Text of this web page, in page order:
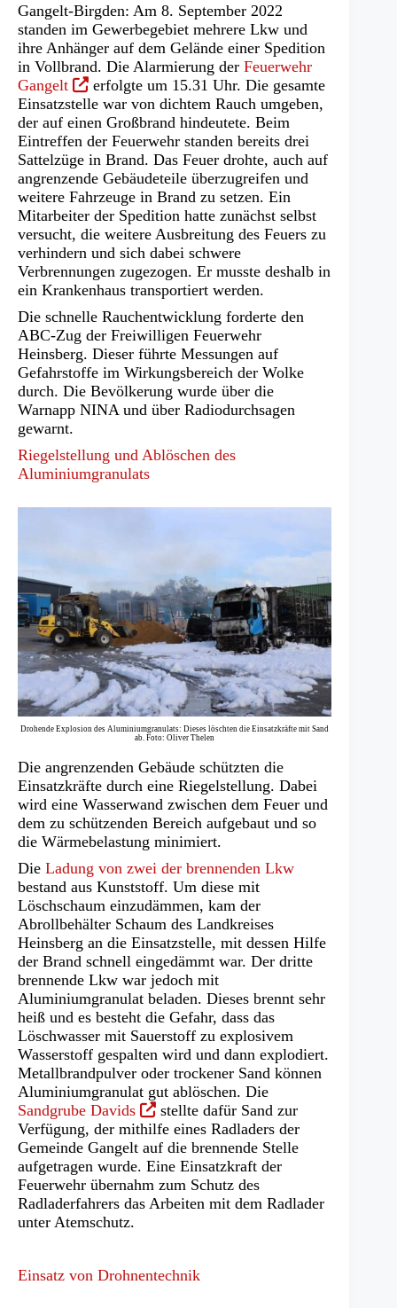
Gangelt-Birgden: Am 8. September 2022
standen im Gewerbegebiet mehrere Lkw und
ihre Anhänger auf dem Gelände einer Spedition
in Vollbrand. Die Alarmierung der Feuerwehr
Gangelt(Öffnet
in
einem
neuen
Tab)
erfolgte um 15.31 Uhr. Die gesamte
Einsatzstelle war von dichtem Rauch umgeben,
der auf einen Großbrand hindeutete. Beim
Eintreffen der Feuerwehr standen bereits drei
Sattelzüge in Brand. Das Feuer drohte, auch auf
angrenzende Gebäudeteile überzugreifen und
weitere Fahrzeuge in Brand zu setzen. Ein
Mitarbeiter der Spedition hatte zunächst selbst
versucht, die weitere Ausbreitung des Feuers zu
verhindern und sich dabei schwere
Verbrennungen zugezogen. Er musste deshalb in
ein Krankenhaus transportiert werden.
Die schnelle Rauchentwicklung forderte den
ABC-Zug der Freiwilligen Feuerwehr
Heinsberg. Dieser führte Messungen auf
Gefahrstoffe im Wirkungsbereich der Wolke
durch. Die Bevölkerung wurde über die
Warnapp NINA und über Radiodurchsagen
gewarnt.
Riegelstellung und Ablöschen des
Aluminiumgranulats
Drohende Explosion des Aluminiumgranulats: Dieses löschten die Einsatzkräfte mit Sand
ab. Foto: Oliver Thelen
Die angrenzenden Gebäude schützten die
Einsatzkräfte durch eine Riegelstellung. Dabei
wird eine Wasserwand zwischen dem Feuer und
dem zu schützenden Bereich aufgebaut und so
die Wärmebelastung minimiert.
Die Ladung von zwei der brennenden Lkw
bestand aus Kunststoff. Um diese mit
Löschschaum einzudämmen, kam der
Abrollbehälter Schaum des Landkreises
Heinsberg an die Einsatzstelle, mit dessen Hilfe
der Brand schnell eingedämmt war. Der dritte
brennende Lkw war jedoch mit
Aluminiumgranulat beladen. Dieses brennt sehr
heiß und es besteht die Gefahr, dass das
Löschwasser mit Sauerstoff zu explosivem
Wasserstoff gespalten wird und dann explodiert.
Metallbrandpulver oder trockener Sand können
Aluminiumgranulat gut ablöschen. Die
Sandgrube Davids(Öffnet
in
einem
neuen
Tab)
stellte dafür Sand zur
Verfügung, der mithilfe eines Radladers der
Gemeinde Gangelt auf die brennende Stelle
aufgetragen wurde. Eine Einsatzkraft der
Feuerwehr übernahm zum Schutz des
Radladerfahrers das Arbeiten mit dem Radlader
unter Atemschutz.
Einsatz von Drohnentechnik